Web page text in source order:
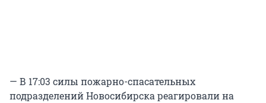
— В 17:03 силы пожарно-спасательных
подразделений Новосибирска реагировали на